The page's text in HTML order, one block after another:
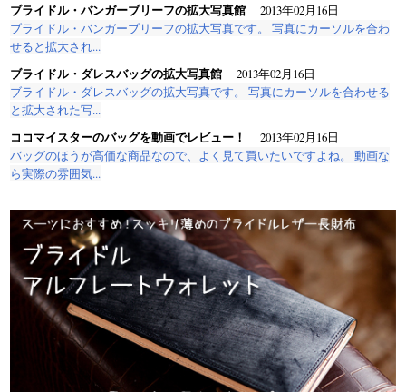
ブライドル・バンガーブリーフの拡大写真館 2013年02月16日
ブライドル・バンガーブリーフの拡大写真です。 写真にカーソルを合わ
せると拡大され...
ブライドル・ダレスバッグの拡大写真館 2013年02月16日
ブライドル・ダレスバッグの拡大写真です。 写真にカーソルを合わせる
と拡大された写...
ココマイスターのバッグを動画でレビュー！
2013年02月16日
バッグのほうが高価な商品なので、よく見て買いたいですよね。 動画な
ら実際の雰囲気...